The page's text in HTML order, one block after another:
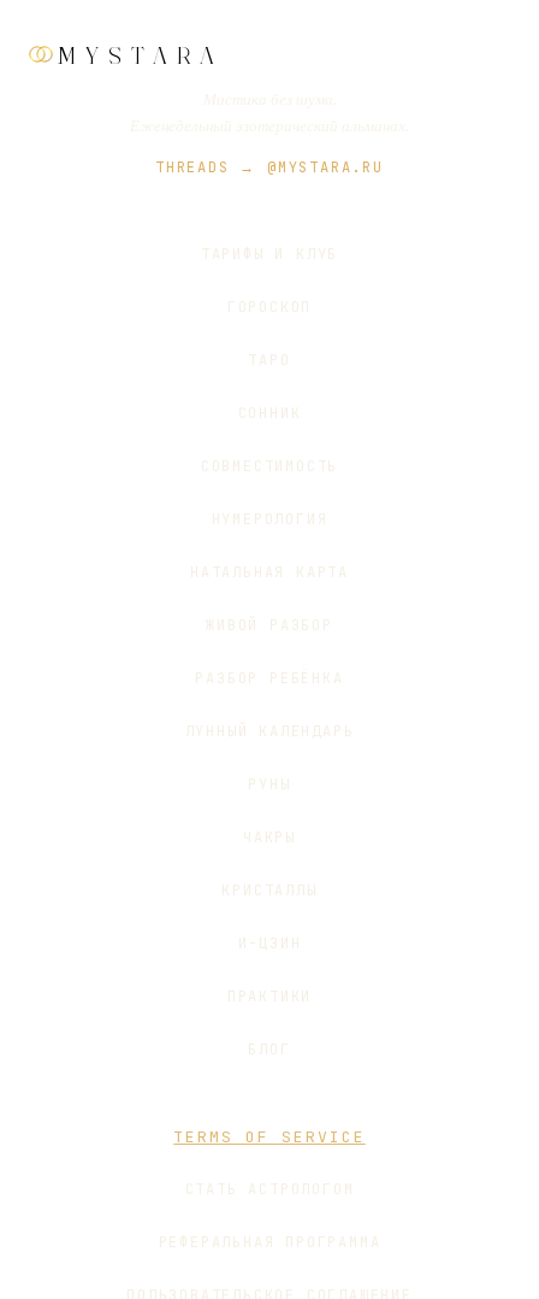
MYSTARA
THREADS → @MYSTARA.RU
ТАРИФЫ И КЛУБ
ГОРОСКОП
ТАРО
СОННИК
СОВМЕСТИМОСТЬ
НУМЕРОЛОГИЯ
НАТАЛЬНАЯ КАРТА
ЖИВОЙ РАЗБОР
РАЗБОР РЕБЁНКА
ЛУННЫЙ КАЛЕНДАРЬ
РУНЫ
ЧАКРЫ
КРИСТАЛЛЫ
И-ЦЗИН
ПРАКТИКИ
БЛОГ
TERMS OF SERVICE
СТАТЬ АСТРОЛОГОМ
РЕФЕРАЛЬНАЯ ПРОГРАММА